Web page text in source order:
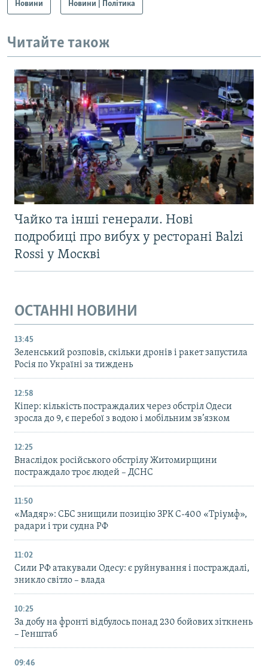
Новини Новини | Політика
Читайте також
Чайко та інші генерали. Нові
подробиці про вибух у ресторані Balzi
Rossi у Москві
ОСТАННІ НОВИНИ
13:45
Зеленський розповів, скільки дронів і ракет запустила
Росія по Україні за тиждень
12:58
Кіпер: кількість постраждалих через обстріл Одеси
зросла до 9, є перебої з водою і мобільним зв’язком
12:25
Внаслідок російського обстрілу Житомирщини
постраждало троє людей – ДСНС
11:50
«Мадяр»: СБС знищили позицію ЗРК С-400 «Тріумф»,
радари і три судна РФ
11:02
Сили РФ атакували Одесу: є руйнування і постраждалі,
зникло світло – влада
10:25
За добу на фронті відбулось понад 230 бойових зіткнень
– Генштаб
09:46